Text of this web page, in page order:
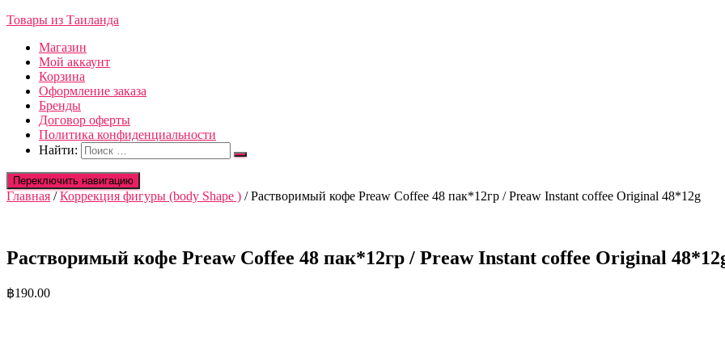
Товары из Таиланда
Магазин
Мой аккаунт
Корзина
Оформление заказа
Бренды
Договор оферты
Политика конфиденциальности
Найти:
Переключить навигацию
Главная /Коррекция фигуры (body Shape ) / Растворимый кофе Preaw Coffee 48 пак*12гр / Preaw Instant coffee Original 48*12g
Растворимый кофе Preaw Coffee 48 пак*12гр / Preaw Instant coffee Original
฿190.00